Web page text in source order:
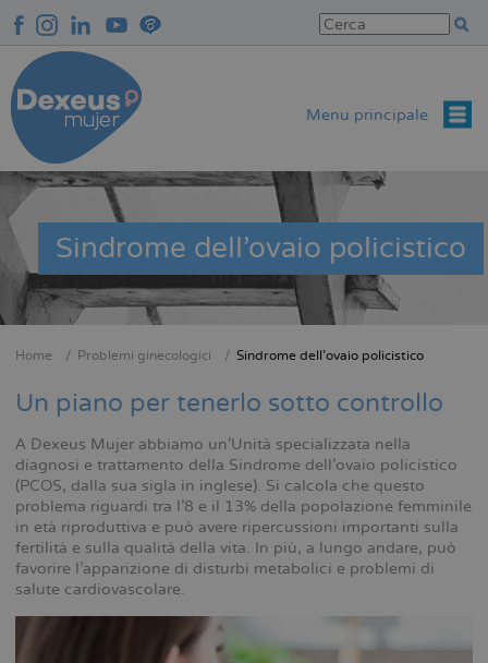
contenuto
principale
Menu principale
Sindrome dell’ovaio policistico
di
Home Problemi ginecologici Sindrome dell’ovaio policistico
Un piano per tenerlo sotto controllo
A Dexeus Mujer abbiamo un’Unità specializzata nella
diagnosi e trattamento della Sindrome dell’ovaio policistico
(PCOS, dalla sua sigla in inglese). Si calcola che questo
problema riguardi tra l’8 e il 13% della popolazione femminile
in età riproduttiva e può avere ripercussioni importanti sulla
fertilità e sulla qualità della vita. In più, a lungo andare, può
favorire l’apparizione di disturbi metabolici e problemi di
salute cardiovascolare.